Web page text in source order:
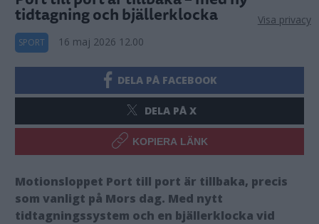
tidtagning och bjällerklocka
SPORT 16 maj 2026 12.00
DELA PÅ FACEBOOK
DELA PÅ X
KOPIERA LÄNK
Motionsloppet Port till port är tillbaka, precis
som vanligt på Mors dag. Med nytt
tidtagningssystem och en bjällerklocka vid
Visa privacy